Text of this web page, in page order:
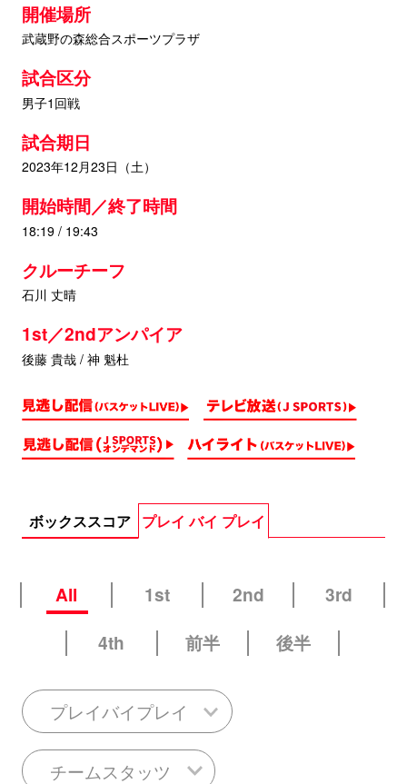
開催場所
武蔵野の森総合スポーツプラザ
試合区分
男子1回戦
試合期日
2023年12月23日（土）
開始時間／終了時間
18:19 / 19:43
クルーチーフ
石川 丈晴
1st／2ndアンパイア
後藤 貴哉 / 神 魁杜
ボックススコア プレイ バイ プレイ
All 1st 2nd
3rd
4th
前半 後半
プレイバイプレイ
チームスタッツ